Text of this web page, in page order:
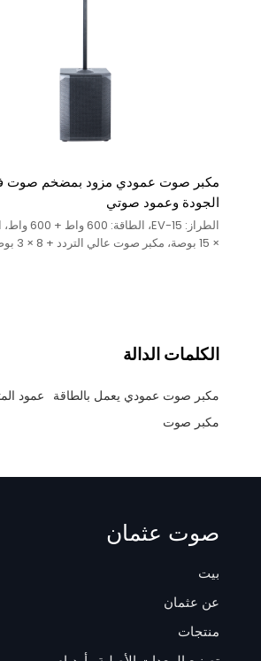
مكبر صوت عمودي مزود بمضخم صوت
الجودة وعمود صوتي
× 15 بوصة، مكبر
الكلمات الدالة
مكبر صوت عمودي يعمل بالطاقة عمود
مكبر صوت
صوت عثمان
بيت
عن عثمان
منتجات